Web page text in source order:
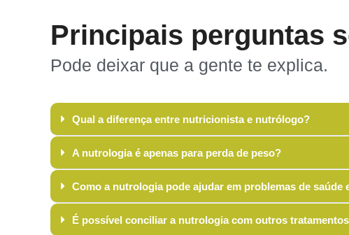
Principais perguntas
Pode deixar que a gente te explica.
Qual a diferença entre nutricionista e nutrólogo?
A nutrologia é apenas para perda de peso?
Como a nutrologia pode ajudar em problemas de saúde
É possível conciliar a nutrologia com outros